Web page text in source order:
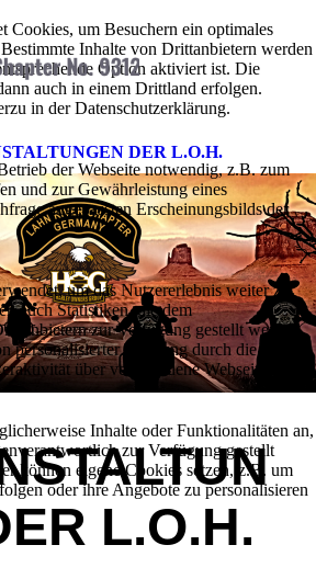
DER L.O.H.
L.O.H.
Cookies, um Besuchern ein optimales
Inhalte von Drittanbietern werden
Option aktiviert ist. Die
auch in einem Drittland erfolgen.
in der Datenschutzerklärung.
der Webseite notwendig, z.B. zum
und zur Gewährleistung eines
angepassten Erscheinungsbilds der
um das Nutzererlebnis weiter zu
auch Statistiken, die dem
zur Verfügung gestellt werden,
personalisierter Werbung durch die
über verschiedene Webseiten.
Inhalte oder Funktionalitäten an,
zur Verfügung gestellt
können eigene Cookies setzen, z.B. um
oder ihre Angebote zu personalisieren